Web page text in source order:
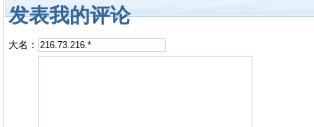
发表我的评论
大名：